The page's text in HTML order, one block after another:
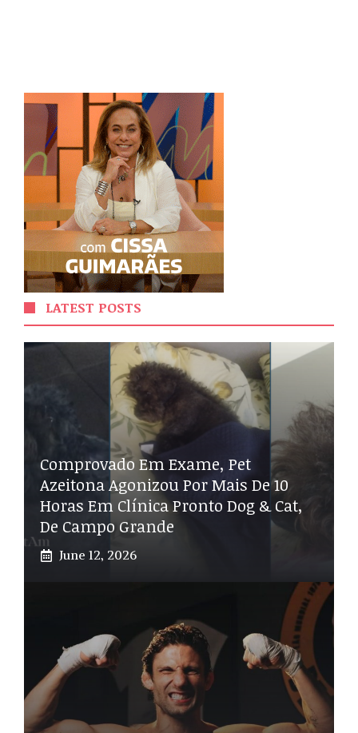
LATEST POSTS
Comprovado Em Exame, Pet
Azeitona Agonizou Por Mais De 10
Horas Em Clínica Pronto Dog & Cat,
De Campo Grande
June 12, 2026